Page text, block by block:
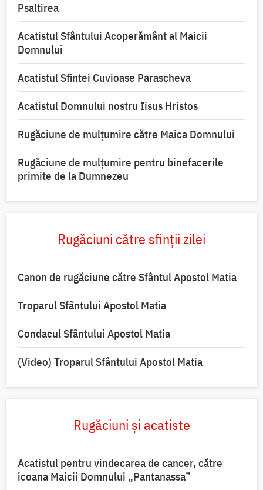
Psaltirea
Acatistul Sfântului Acoperământ al Maicii
Domnului
Acatistul Sfintei Cuvioase Parascheva
Acatistul Domnului nostru Iisus Hristos
Rugăciune de mulţumire către Maica Domnului
Rugăciune de mulțumire pentru binefacerile
primite de la Dumnezeu
Rugăciuni către sfinții zilei
Canon de rugăciune către Sfântul Apostol Matia
Troparul Sfântului Apostol Matia
Condacul Sfântului Apostol Matia
(Video) Troparul Sfântului Apostol Matia
Rugăciuni și acatiste
Acatistul pentru vindecarea de cancer, către
icoana Maicii Domnului „Pantanassa”